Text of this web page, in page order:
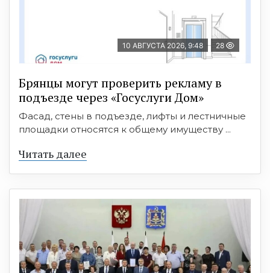
10 АВГУСТА 2026, 9:48 28
Брянцы могут проверить рекламу в
подъезде через «Госуслуги Дом»
Фасад, стены в подъезде, лифты и лестничные
площадки относятся к общему имуществу ...
Читать далее